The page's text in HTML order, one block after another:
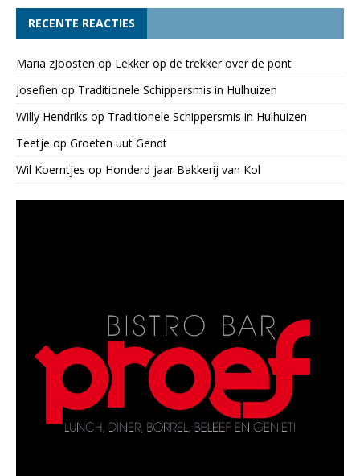
RECENTE REACTIES
Maria zJoosten op Lekker op de trekker over de pont
Josefien op Traditionele Schippersmis in Hulhuizen
Willy Hendriks op Traditionele Schippersmis in Hulhuizen
Teetje op Groeten uut Gendt
Wil Koerntjes op Honderd jaar Bakkerij van Kol